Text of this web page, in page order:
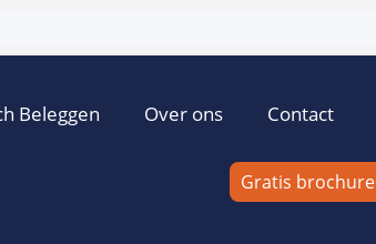
Beleggen Over ons Contact
Gratis brochure